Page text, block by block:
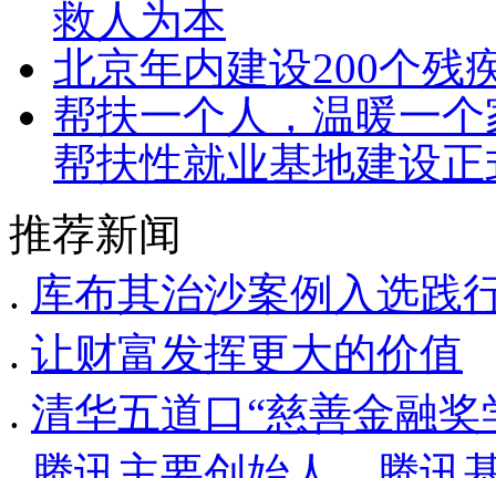
救人为本
北京年内建设200个残
帮扶一个人，温暖一
帮扶性就业基地建设
推荐新闻
. 库布其治沙案例入选践
. 让财富发挥更大的价值
. 清华五道口“慈善金融